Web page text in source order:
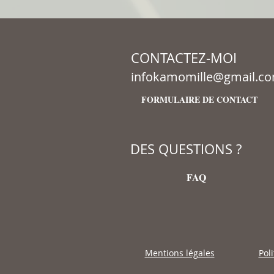
CONTACTEZ-MOI
FORMULAIRE DE CONTACT
DES QUESTIONS ?
FAQ
Mentions légales